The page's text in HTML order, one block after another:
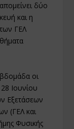
δύο
και η
ΓΕΛ
οι
Ιουνίου
Εξετάσεων
(ΓΕΛ και
Φυσικής